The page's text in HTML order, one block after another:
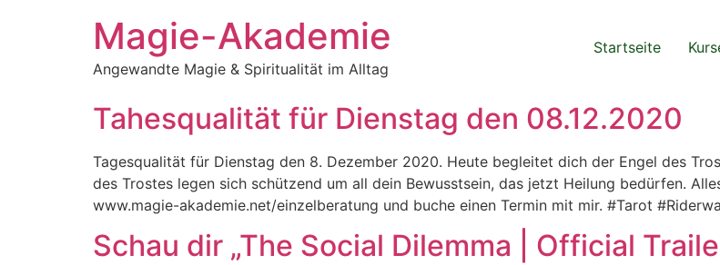
Magie-Akademie
Angewandte Magie & Spiritualität im Alltag
Startseite
Tahesqualität für Dienstag den 08.12.2020
Tagesqualität für Dienstag den 8. Dezember 2020. Heute begleitet dich der Engel des
des Trostes legen sich schützend um all dein Bewusstsein, das jetzt Heilung bedürfen.
www.magie-akademie.net/einzelberatung und buche einen Termin mit mir. #Tarot
Schau dir „The Social Dilemma | Official